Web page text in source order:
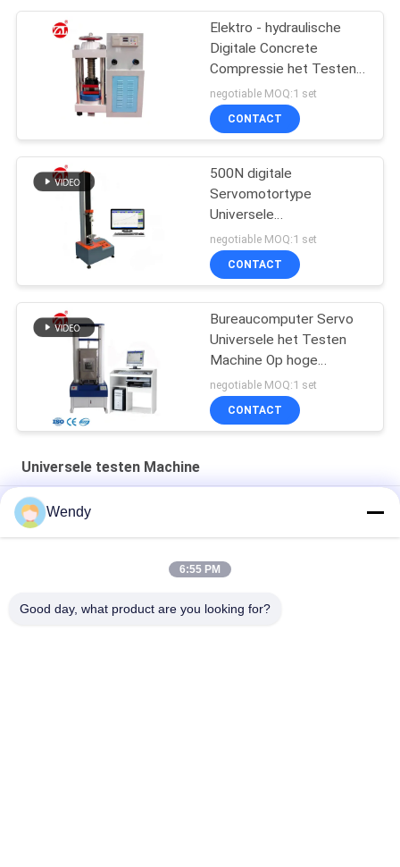
Elektro - hydraulische
Digitale Concrete
Compressie het Testen
Machine
negotiable MOQ:1 set
CONTACT
500N digitale
Servomotortype
Universele
Stoffentreksterkte het
testen machine
negotiable MOQ:1 set
CONTACT
Bureaucomputer Servo
Universele het Testen
Machine Op hoge
temperatuur
negotiable MOQ:1 set
CONTACT
Universele testen Machine
Desktop Enkele Kolom Universele Treksterkte Tester Plastic
Fles Cup Compressie Testmachine
Wendy
6:55 PM
Good day, what product are you looking for?